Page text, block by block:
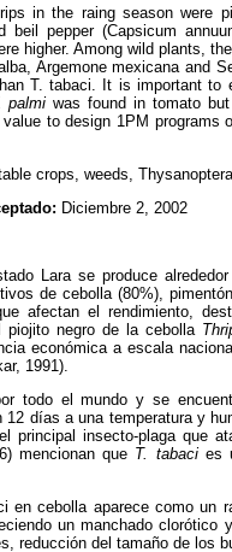
in the raing season were
beil pepper (Capsicum
higher. Among wild plants,
Argemone mexicana and
T. tabaci. It is important
palmiwas found in tomato
to design 1PM
crops, weeds,
Diciembre 2, 2002
Lara se produce
de cebolla (80%),
afectan el rendimiento,
piojito negro de la cebolla
económica a escala
1991).
todo el mundo y se
días a una temperatura y
principal insecto-plaga que
mencionan que T. tabaci es
en cebolla aparece como
un manchado
reducción del tamaño de los